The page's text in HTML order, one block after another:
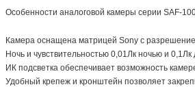
Особенности аналоговой камеры серии SAF-
Камера оснащена матрицей Sony c
Ночь и чувствительностью 0,01Лк ночью и 0,1Лк
ИК подсветка обеспечивает возможность
Удобный крепеж и кронштейн позволяет